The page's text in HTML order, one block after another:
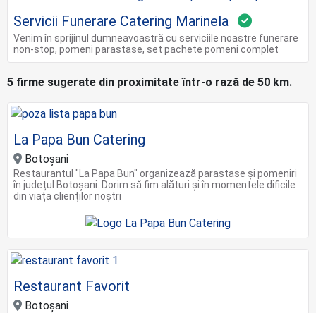
Servicii Funerare Catering Marinela
Venim în sprijinul dumneavoastră cu serviciile noastre funerare
non-stop, pomeni parastase, set pachete pomeni complet
5 firme sugerate din proximitate într-o rază de 50 km.
La Papa Bun Catering
Botoșani
Restaurantul "La Papa Bun" organizează parastase și pomeniri
în județul Botoșani. Dorim să fim alături și în momentele dificile
din viața clienților noștri
Restaurant Favorit
Botoșani